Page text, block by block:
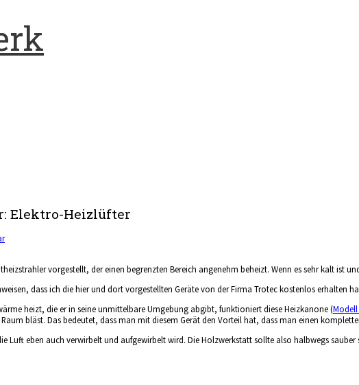
Elektro-Heizlüfter
vorgestellt, der einen begrenzten Bereich angenehm beheizt. Wenn es sehr kalt ist
dass ich die hier und dort vorgestellten Geräte von der Firma Trotec kostenlos erhalten
heizt, die er in seine unmittelbare Umgebung abgibt, funktioniert diese Heizkanone (Modell
bläst. Das bedeutet, dass man mit diesem Gerät den Vorteil hat, dass man einen
Luft eben auch verwirbelt und aufgewirbelt wird. Die Holzwerkstatt sollte also halbwegs